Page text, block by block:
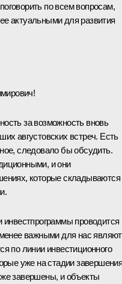
по всем вопросам,
актуальными для развития
за возможность вновь
августовских встреч. Есть
следовало бы обсудить.
и они
которые складываются
инвестпрограммы проводится
важными для нас
по линии инвестиционного
уже на стадии
завершены, и объекты